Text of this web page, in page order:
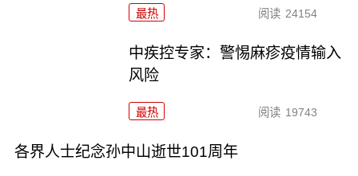
最热 阅读 24154
中疾控专家：警惕麻疹疫情输入
风险
最热 阅读 19743
各界人士纪念孙中山逝世101周年